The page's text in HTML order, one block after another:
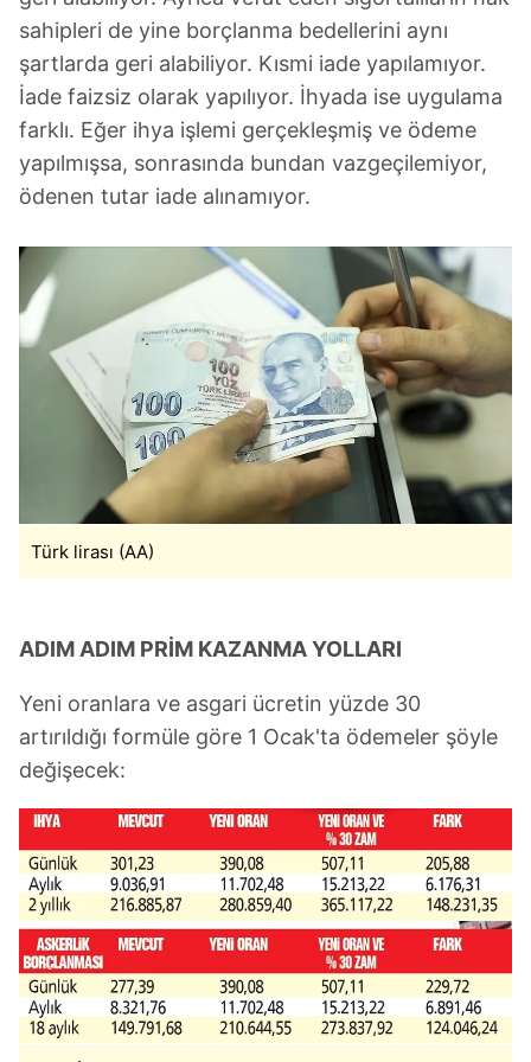
vasıtasıyla belirleyebilirsiniz. Çerezlere ilişkin detaylı bilgi
için Ayarlar butonuna tıklayabilir,
Çerez Bilgilendirme
Metnimizi
ziyaret edebilirsiniz.
6698 sayılı Kişisel Verilerin Korunması Kanunu uyarınca
hazırlanmış Aydınlatma Metnimizi okumak ve sitemizde
ilgili mevzuata uygun olarak kullanılan çerezlerle ilgili bilgi
sahipleri de yine borçlanma bedellerini aynı
şartlarda geri alabiliyor. Kısmi iade yapılamıyor.
İade faizsiz olarak yapılıyor. İhyada ise uygulama
farklı. Eğer ihya işlemi gerçekleşmiş ve ödeme
yapılmışsa, sonrasında bundan vazgeçilemiyor,
ödenen tutar iade alınamıyor.
Türk lirası (AA)
ADIM ADIM PRİM KAZANMAYOLLARI
Yeni oranlara ve asgari ücretin yüzde 30
artırıldığı formüle göre 1 Ocak'ta ödemeler şöyle
değişecek: